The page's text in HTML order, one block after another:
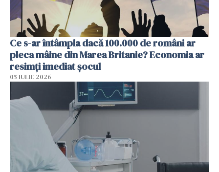
Ce s-ar întâmpla dacă 100.000 de români ar
pleca mâine din Marea Britanie? Economia ar
resimți imediat șocul
05 IULIE 2026